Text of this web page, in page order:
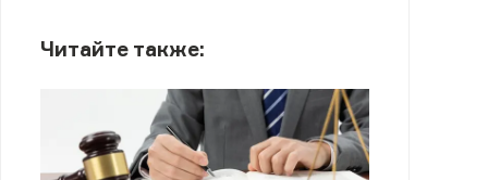
Читайте также: